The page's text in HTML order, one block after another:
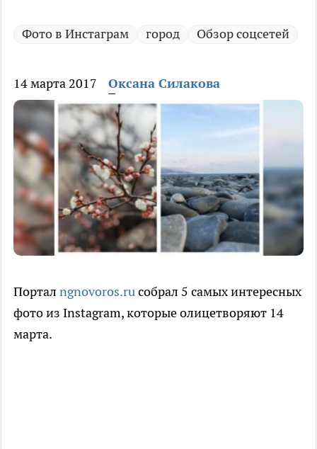
Фото в Инстаграм город Обзор соцсетей
14 марта 2017 Оксана Силакова
Портал ngnovoros.ruсобрал 5 самых интересных
фото из Instagram, которые олицетворяют 14
марта.